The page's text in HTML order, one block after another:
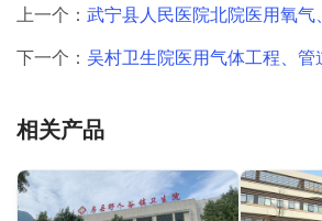
上一个： 武宁县人民医院北院医用氧气、吸引、压缩空气
下一个： 吴村卫生院医用气体工程、管道
相关产品